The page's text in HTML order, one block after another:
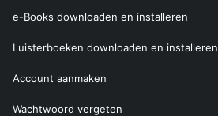
e-Books downloaden en installeren
Luisterboeken downloaden en installeren
Account aanmaken
Wachtwoord vergeten